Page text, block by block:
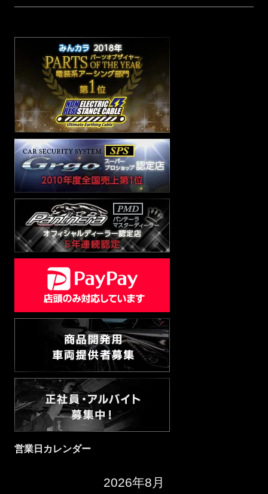
営業日カレンダー
2026年8月